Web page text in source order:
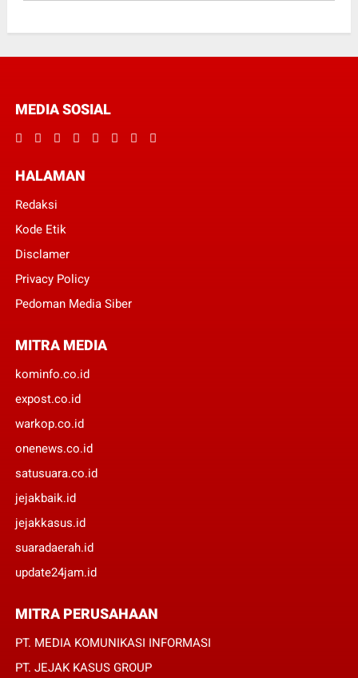
MEDIA SOSIAL
HALAMAN
Redaksi
Kode Etik
Disclamer
Privacy Policy
Pedoman Media Siber
MITRA MEDIA
kominfo.co.id
expost.co.id
warkop.co.id
onenews.co.id
satusuara.co.id
jejakbaik.id
jejakkasus.id
suaradaerah.id
update24jam.id
MITRA PERUSAHAAN
PT. MEDIA KOMUNIKASI INFORMASI
PT. JEJAK KASUS GROUP